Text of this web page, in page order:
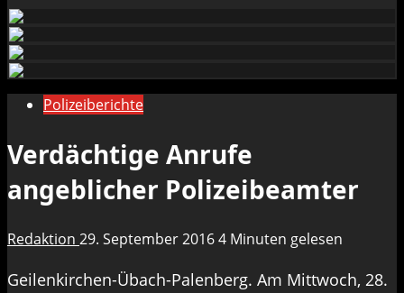
Polizeiberichte
Verdächtige Anrufe
angeblicher Polizeibeamter
Redaktion 29. September 20164 Minuten gelesen
Geilenkirchen-Übach-Palenberg. Am Mittwoch, 28.